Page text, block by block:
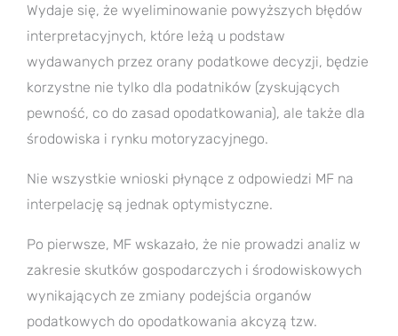
Wydaje się, że wyeliminowanie powyższych błędów
interpretacyjnych, które leżą u podstaw
wydawanych przez orany podatkowe decyzji, będzie
korzystne nie tylko dla podatników (zyskujących
pewność, co do zasad opodatkowania), ale także dla
środowiska i rynku motoryzacyjnego.
Nie wszystkie wnioski płynące z odpowiedzi MF na
interpelację są jednak optymistyczne.
Po pierwsze, MF wskazało, że nie prowadzi analiz w
zakresie skutków gospodarczych i środowiskowych
wynikających ze zmiany podejścia organów
podatkowych do opodatkowania akcyzą tzw.